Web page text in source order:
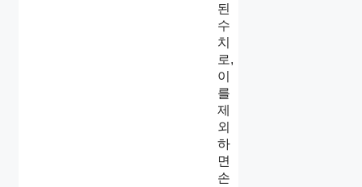
된
수
치
로,
이
를
제
외
하
면
손